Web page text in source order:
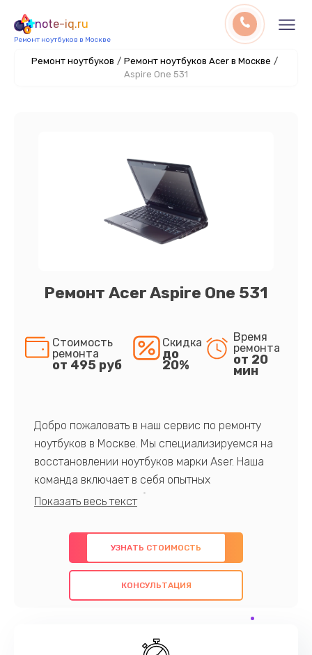
note-iq.ru
Ремонт ноутбуков в Москве
Ремонт ноутбуков / Ремонт ноутбуков Acer в Москве /
Aspire One 531
Ремонт Acer Aspire One 531
Стоимость
ремонта
от 495 руб
Скидка
до
20%
Время
ремонта
от 20
мин
Добро пожаловать в наш сервис по ремонту
ноутбуков в Москве. Мы специализируемся на
восстановлении ноутбуков марки Aser. Наша
команда включает в себя опытных
профессионалов с обширными знаниями и
предлагаем быстрый и качественный ремонт с
использованием оригинальных компонентов, а
также гарантируем качество всех
проведенных работ. Наша цель - предоставить
обслуживание, удовлетворяя их потребности
наилучшим образом. Не медлите записаться на
УЗНАТЬ СТОИМОСТЬ
КОНСУЛЬТАЦИЯ